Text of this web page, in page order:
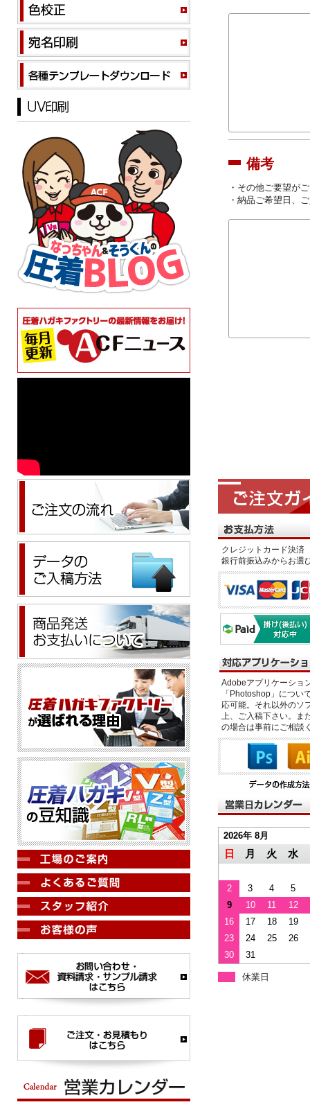
備考
・その他ご要望が
・納品ご希望日、
クレジットカード決
銀行前振込みからお選
Adobeアプリケーショ
「Photoshop」につい
応可能。それ以外のソ
上、ご入稿下さい。ま
の場合は事前にご相談
2026年 8月
日 月 火 水
2 3 4
5
9
10 11
12
16
17 18
19
23
24 25
26
30
31
休業日